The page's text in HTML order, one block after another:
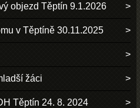
objezd Těptín 9.1.2026
v Těptíně 30.11.2025
žáci
Těptín 24. 8. 2024